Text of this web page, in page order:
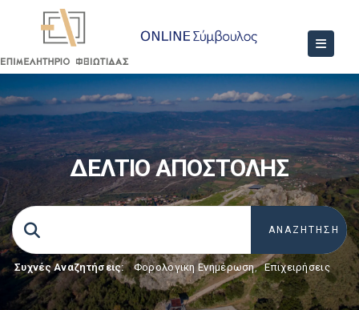
ΔΕΛΤΙΟ ΑΠΟΣΤΟΛΗΣ
Συχνές Αναζητήσεις: Φορολογικη Ενημέρωση, Επιχειρήσεις